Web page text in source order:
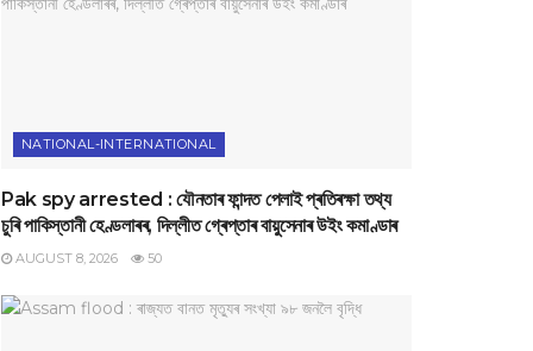
NATIONAL-INTERNATIONAL
Pak spy arrested : যৌনতাৰ ফান্দত পেলাই প্ৰতিৰক্ষা তথ্য
চুৰি পাকিস্তানী হেণ্ডলাৰৰ, দিল্লীত গ্ৰেপ্তাৰ বায়ুসেনাৰ উইং কমাণ্ডাৰ
AUGUST 8, 2026 50